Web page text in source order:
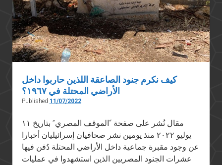
كيف نكرم جنود الصاعقة اللذين حاربوا داخل
الأراضي المحتلة في ١٩٦٧؟
Published 11/07/2022
مقال نُشر على صفحة “الموقف المصري” بتاريخ ١١
يوليو ٢٠٢٢ منذ يومين نشر صحافيان إسرائيليان أخبارا
عن وجود مقبرة جماعية داخل الأراضي المحتلة دُفن فيها
عشرات الجنود المصريين الذين استشهدوا في عمليات